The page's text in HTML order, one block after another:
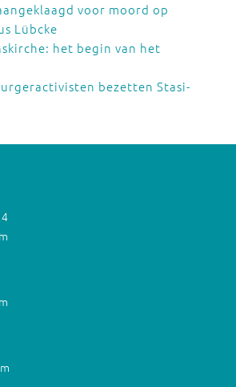
voor moord op
Lübcke
het begin van het
bezetten Stasi-